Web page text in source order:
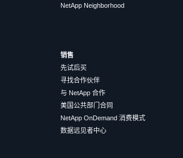
NetApp Neighborhood
销售
先试后买
寻找合作伙伴
与 NetApp 合作
美国公共部门合同
NetApp OnDemand 消费模式
数据远见者中心